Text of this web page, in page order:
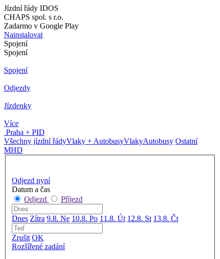
Jízdní řády IDOS
CHAPS spol. s r.o.
Zadarmo v Google Play
Nainstalovat
Spojení
Spojení
Spojení
Odjezdy
Jízdenky
Více
Praha + PID
Všechny jízdní řádyVlaky + AutobusyVlakyAutobusy Ostatní
MHD
Odjezd nyní
Datum a čas
Odjezd
Příjezd
Dnes Zítra 9.8. Ne 10.8. Po 11.8. Út 12.8. St 13.8. Čt
Zrušit OK
Rozšířené zadání